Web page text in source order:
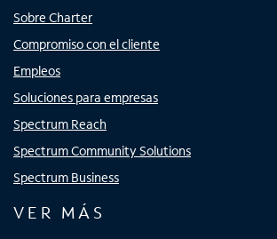
Sobre Charter
Compromiso con el cliente
Empleos
Soluciones para empresas
Spectrum Reach
Spectrum Community Solutions
Spectrum Business
VER MÁS